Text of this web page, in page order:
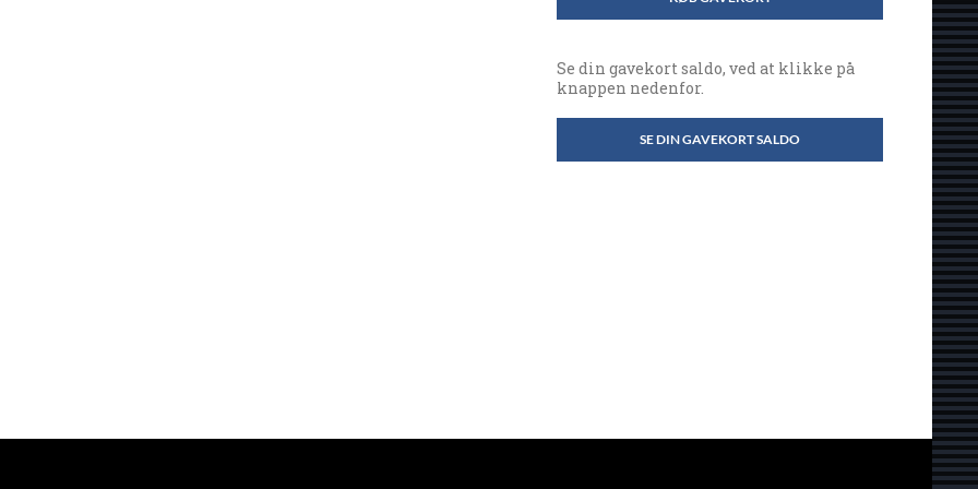
Se din gavekort saldo, ved at klikke på
knappen nedenfor.
SE DIN GAVEKORT SALDO